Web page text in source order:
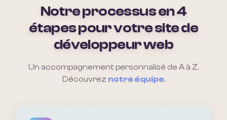
Notre processus en 4
étapes pour votre site de
développeur web
Un accompagnement personnalisé de A à Z.
Découvrez notre équipe.